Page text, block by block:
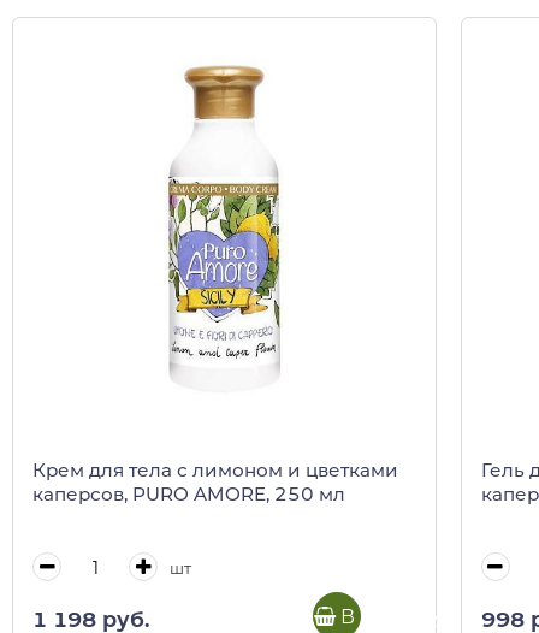
Крем для тела с лимоном и цветками
каперсов, PURO AMORE, 250 мл
шт
1 198 руб. В корзину
Гель
998